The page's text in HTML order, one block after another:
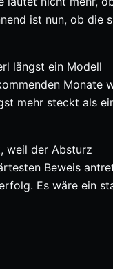
ist nun, ob die
längst ein Modell
Monate
mehr steckt als
weil der Absturz
Beweis
Es wäre ein